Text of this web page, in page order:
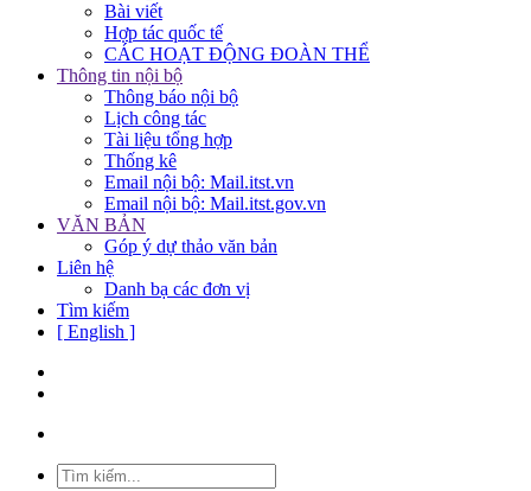
Bài viết
Hợp tác quốc tế
CÁC HOẠT ĐỘNG ĐOÀN THỂ
Thông tin nội bộ
Thông báo nội bộ
Lịch công tác
Tài liệu tổng hợp
Thống kê
Email nội bộ: Mail.itst.vn
Email nội bộ: Mail.itst.gov.vn
VĂN BẢN
Góp ý dự thảo văn bản
Liên hệ
Danh bạ các đơn vị
Tìm kiếm
[ English ]